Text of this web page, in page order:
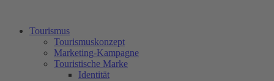
Tourismus
Tourismuskonzept
Marketing-Kampagne
Touristische Marke
Identität